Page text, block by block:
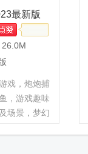
最新版
26.0M
戏，炮炮捕
，游戏趣味
场景，梦幻